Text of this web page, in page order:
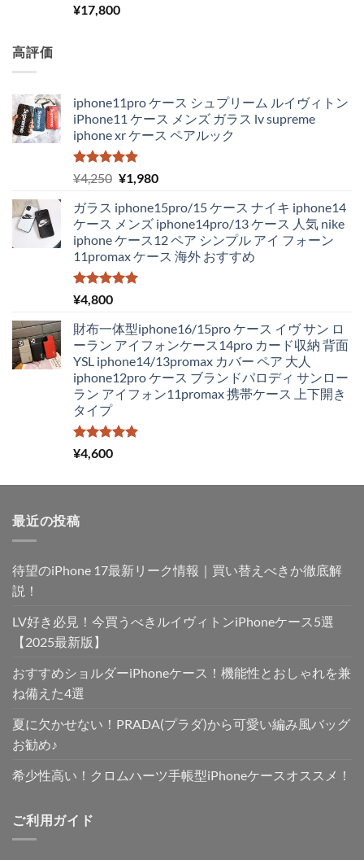
¥17,800
高評価
iphone11pro ケース シュプリーム ルイヴィトン
iPhone11 ケース メンズ ガラス lv supreme
iphone xr ケース ペアルック
5段階中
5.00
の評価
¥4,250 元
価
格
は
¥4,250
で
¥1,980現
の
価
格
は
ガラス iphone15pro/15 ケース ナイキ iphone14
ケース メンズ iphone14pro/13 ケース 人気 nike
iphone ケース12 ペア シンプル アイ フォーン
11promax ケース 海外 おすすめ
5段階中
5.00
¥4,800
財布一体型iphone16/15pro ケース イヴ サン ロ
ーラン アイフォンケース14pro カード収納 背面
YSL iphone14/13promax カバー ペア 大人
iphone12pro ケース ブランドパロディ サンロー
ラン アイフォン11promax 携帯ケース 上下開き
タイプ
5段階中
5.00
¥4,600
最近の投稿
待望のiPhone 17最新リーク情報｜買い替えべきか徹底解
説！
LV好き必見！今買うべきルイヴィトンiPhoneケース5選
【2025最新版】
おすすめショルダーiPhoneケース！機能性とおしゃれを兼
ね備えた4選
夏に欠かせない！PRADA(プラダ)から可愛い編み風バッグ
お勧め♪
希少性高い！クロムハーツ手帳型iPhoneケースオススメ！
ご利用ガイド